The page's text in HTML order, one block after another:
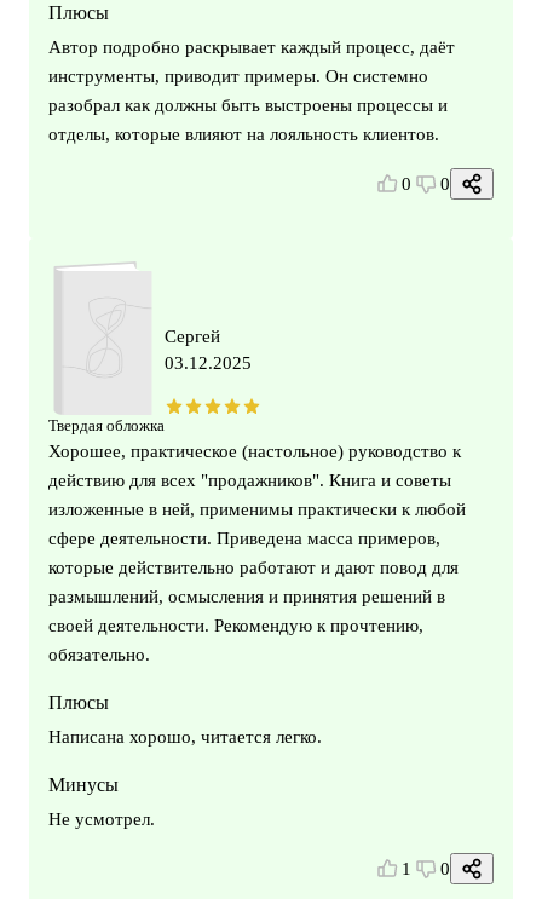
Плюсы
Автор подробно раскрывает каждый процесс, даёт
инструменты, приводит примеры. Он системно
разобрал как должны быть выстроены процессы и
отделы, которые влияют на лояльность клиентов.
0 0
Твердая обложка
Сергей
03.12.2025
Хорошее, практическое (настольное) руководство к
действию для всех "продажников". Книга и советы
изложенные в ней, применимы практически к любой
сфере деятельности. Приведена масса примеров,
которые действительно работают и дают повод для
размышлений, осмысления и принятия решений в
своей деятельности. Рекомендую к прочтению,
обязательно.
Плюсы
Написана хорошо, читается легко.
Минусы
Не усмотрел.
1 0